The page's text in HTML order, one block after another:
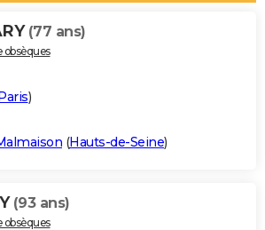
(77 ans)
)
(Hauts-de-Seine)
(93 ans)